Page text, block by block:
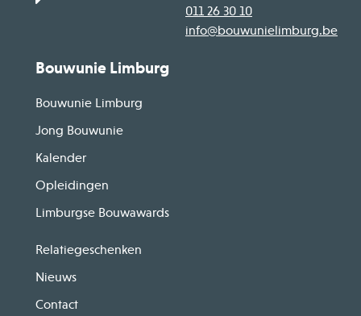
011 26 30 10
info@bouwunielimburg.be
Bouwunie Limburg
Bouwunie Limburg
Jong Bouwunie
Kalender
Opleidingen
Limburgse Bouwawards
Relatiegeschenken
Nieuws
Contact